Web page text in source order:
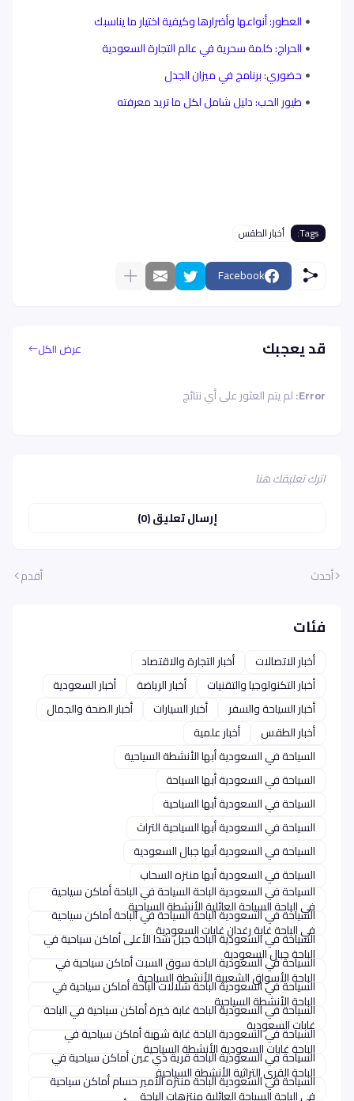
العطور: أنواعها وأضرارها وكيفية اختيار ما يناسبك
الحراج: كلمة سحرية في عالم التجارة السعودية
حضوري: برنامج في ميزان الجدل
طيور الحب: دليل شامل لكل ما تريد معرفته
Tags: أخبار الطقس
Facebook
قد يعجبك عرض الكل
Error: لم يتم العثور على أي نتائج
اترك تعليقك هنا
إرسال تعليق (0)
أحدث أقدم
فئات
أخبار الاتصالات
أخبار التجارة والاقتصاد
أخبار التكنولوجيا والتقنيات
أخبار الرياضة
أخبار السعودية
أخبار السياحة والسفر
أخبار السيارات
أخبار الصحة والجمال
أخبار الطقس
أخبار علمية
السياحة في السعودية أبها الأنشطة السياحية
السياحة في السعودية أبها السياحة
السياحة في السعودية أبها السياحية
السياحة في السعودية أبها السياحية التراث
السياحة في السعودية أبها جبال السعودية
السياحة في السعودية أبها منتزه السحاب
السياحة في السعودية الباحة السياحة في الباحة أماكن سياحية
في الباحة السياحة العائلية الأنشطة السياحية
السياحة في السعودية الباحة السياحة في الباحة أماكن سياحية
في الباحة غابة رغدان غابات السعودية
السياحة في السعودية الباحة جبل شدا الأعلى أماكن سياحية في
الباحة جبال السعودية
السياحة في السعودية الباحة سوق السبت أماكن سياحية في
الباحة الأسواق الشعبية الأنشطة السياحية
السياحة في السعودية الباحة شلالات الباحة أماكن سياحية في
الباحة الأنشطة السياحية
السياحة في السعودية الباحة غابة خيرة أماكن سياحية في الباحة
غابات السعودية
السياحة في السعودية الباحة غابة شهبة أماكن سياحية في
الباحة غابات السعودية الأنشطة السياحية
السياحة في السعودية الباحة قرية ذي عين أماكن سياحية في
الباحة القرى التراثية الأنشطة السياحية
السياحة في السعودية الباحة منتزه الأمير حسام أماكن سياحية
في الباحة السياحة العائلية منتزهات الباحة